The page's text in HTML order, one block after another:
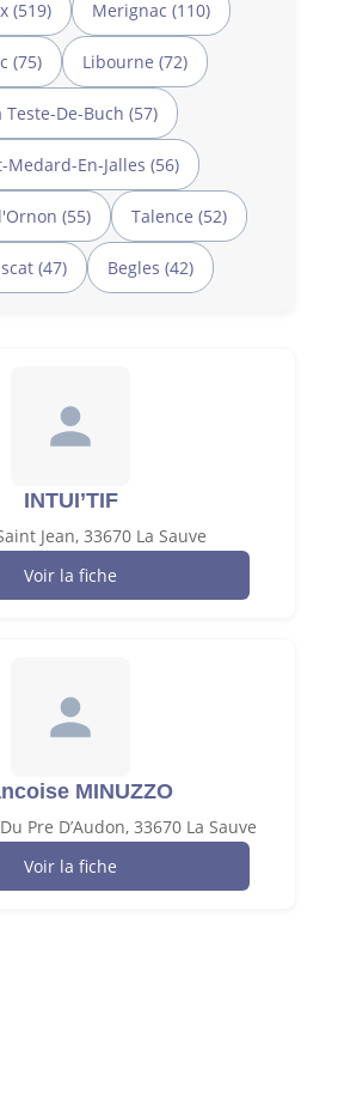
(519) Merignac (110)
(75) Libourne (72)
Teste-De-Buch (57)
Medard-En-Jalles (56)
(55) Talence (52)
(47) Begles (42)
INTUI’TIF
Jean, 33670 La Sauve
Voir la fiche
MINUZZO
Pre D’Audon, 33670 La Sauve
Voir la fiche